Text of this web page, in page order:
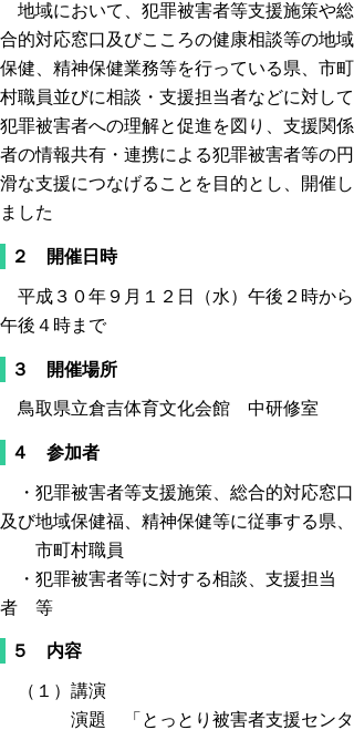
地域において、犯罪被害者等支援施策や総
合的対応窓口及びこころの健康相談等の地域
保健、精神保健業務等を行っている県、市町
村職員並びに相談・支援担当者などに対して
犯罪被害者への理解と促進を図り、支援関係
者の情報共有・連携による犯罪被害者等の円
滑な支援につなげることを目的とし、開催し
ました
２ 開催日時
平成３０年９月１２日（水）午後２時から
午後４時まで
３ 開催場所
鳥取県立倉吉体育文化会館 中研修室
４ 参加者
・犯罪被害者等支援施策、総合的対応窓口
及び地域保健福、精神保健等に従事する県、
市町村職員
・犯罪被害者等に対する相談、支援担当
者 等
５ 内容
（１）講演
演題 「とっとり被害者支援センタ